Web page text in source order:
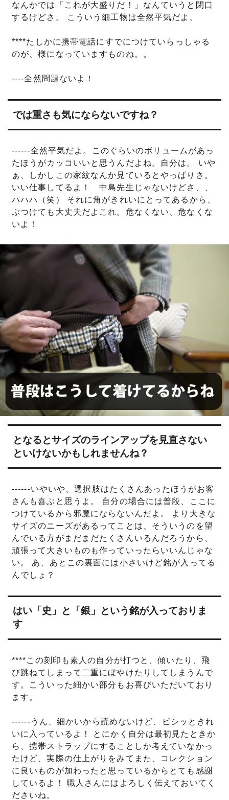
なんかでは「これが大盛りだ！」なんていうと閉口
するけどさ。 こういう細工物は全然平気だよ。
****たしかに携帯電話にすでにつけていらっしゃる
のが、様になっていますものね。。
----全然問題ないよ！
では重さも気にならないですね？
------全然平気だよ。このぐらいのボリュームがあっ
たほうがカッコいいと思うんだよね。自分は。 いや
ぁ、しかしこの家紋なんか見ているとやっぱりさ。
いい仕事してるよ！ 中島先生じゃないけどさ、、
ハハハ（笑） それに角がきれいにとってあるから、
ぶつけても大丈夫だよこれ。危なくない、危なくな
いよ！
となるとサイズのラインアップを見直さない
といけないかもしれませんね？
------いやいや、選択肢はたくさんあったほうがお客
さんも喜ぶと思うよ。 自分の場合には普段、ここに
つけているから邪魔にならないんだよ。 より大きな
サイズのニーズがあるってことは、そういうのを望
んでいる方がまだまだたくさんいるんだろうから、
頑張って大きいものも作っていったらいいんじゃな
い。 あ、あとこの裏面には小さいけど銘が入ってる
んでしょ？
はい「史」と「銀」という銘が入っておりま
す
****この刻印も素人の自分が打つと、傾いたり、飛
び跳ねてしまって二重にぼやけたりしてしまうんで
す。こういった細かい部分もお喜びいただいており
ます。
------うん、細かいから読めないけど、ビシッときれ
いに入っているよ！ とにかく自分は最初見たときか
ら、携帯ストラップにすることしか考えていなかっ
たけど、実際の仕上がりをみてまた、コレクション
に良いものが加わったと思っているからとても感謝
しているよ！ 職人さんにはよろしく伝えておいてく
ださいね。